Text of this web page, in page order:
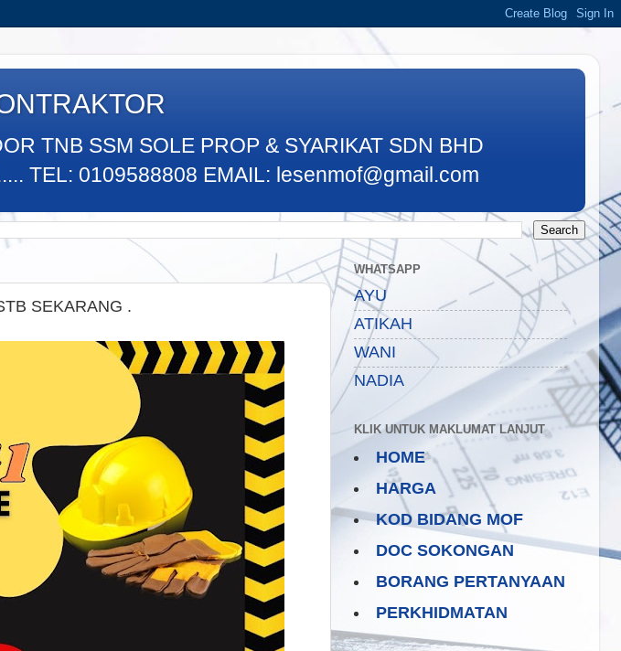
TNB SSM SOLE PROP & SYARIKAT SDN BHD
TEL: 0109588808 EMAIL: lesenmof@gmail.com
SEKARANG .
WHATSAPP
AYU
ATIKAH
WANI
NADIA
KLIK UNTUK MAKLUMAT LANJUT
HOME
HARGA
KOD BIDANG MOF
DOC SOKONGAN
BORANG PERTANYAAN
PERKHIDMATAN